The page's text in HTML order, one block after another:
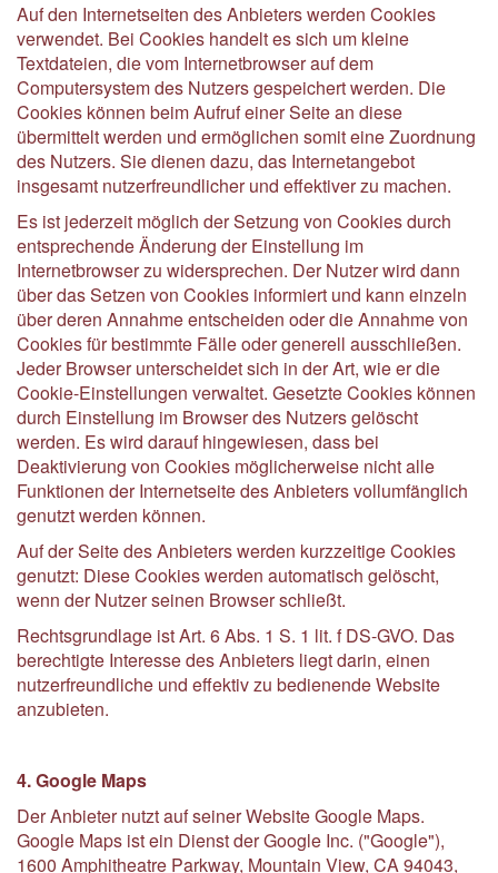
Auf den Internetseiten des Anbieters werden Cookies
verwendet. Bei Cookies handelt es sich um kleine
Textdateien, die vom Internetbrowser auf dem
Computersystem des Nutzers gespeichert werden. Die
Cookies können beim Aufruf einer Seite an diese
übermittelt werden und ermöglichen somit eine Zuordnung
des Nutzers. Sie dienen dazu, das Internetangebot
insgesamt nutzerfreundlicher und effektiver zu machen.
Es ist jederzeit möglich der Setzung von Cookies durch
entsprechende Änderung der Einstellung im
Internetbrowser zu widersprechen. Der Nutzer wird dann
über das Setzen von Cookies informiert und kann einzeln
über deren Annahme entscheiden oder die Annahme von
Cookies für bestimmte Fälle oder generell ausschließen.
Jeder Browser unterscheidet sich in der Art, wie er die
Cookie-Einstellungen verwaltet. Gesetzte Cookies können
durch Einstellung im Browser des Nutzers gelöscht
werden. Es wird darauf hingewiesen, dass bei
Deaktivierung von Cookies möglicherweise nicht alle
Funktionen der Internetseite des Anbieters vollumfänglich
genutzt werden können.
Auf der Seite des Anbieters werden kurzzeitige Cookies
genutzt: Diese Cookies werden automatisch gelöscht,
wenn der Nutzer seinen Browser schließt.
Rechtsgrundlage ist Art. 6 Abs. 1 S. 1 lit. f DS-GVO. Das
berechtigte Interesse des Anbieters liegt darin, einen
nutzerfreundliche und effektiv zu bedienende Website
anzubieten.
4. Google Maps
Der Anbieter nutzt auf seiner Website Google Maps.
Google Maps ist ein Dienst der Google Inc. ("Google"),
1600 Amphitheatre Parkway, Mountain View, CA 94043,